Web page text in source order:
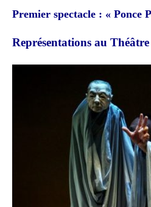
Premier spectacle : « Ponce
Représentations au